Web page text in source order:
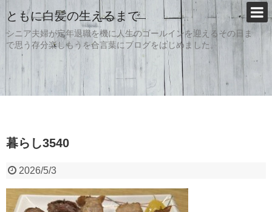
ともに白髪の生えるまで
シニア夫婦が定年退職を機に人生のゴールインを迎えるその日ま
で思う存分楽しもうを合言葉にブログをはじめました。
暮らし3540
2026/5/3